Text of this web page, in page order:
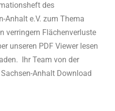
des
Anhalt e.V. zum Thema
verringern Flächenverluste
unseren PDF Viewer lesen
Ihr Team von der
Anhalt Download